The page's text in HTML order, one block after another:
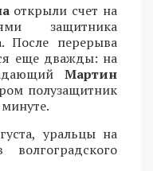
открыли счет на
защитника
. После перерыва
еще дважды: на
Мартин
полузащитник
уральцы на